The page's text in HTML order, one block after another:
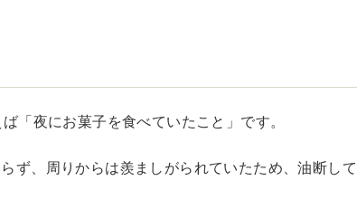
「夜にお菓子を食べていたこと」です。
ず、周りからは羨ましがられていたため、油断して